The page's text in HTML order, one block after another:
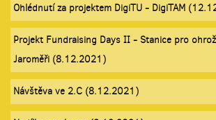
Ohlédnutí za projektem DigiTU - DigiTAM
Projekt Fundraising Days II - Stanice pro
Jaroměři (8.12.2021)
Návštěva ve 2.C (8.12.2021)